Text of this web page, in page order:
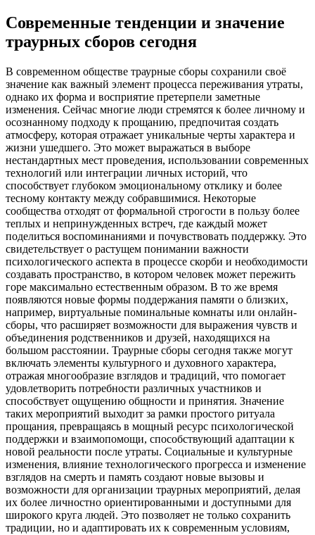
Современные тенденции и значение
траурных сборов сегодня
В современном обществе траурные сборы сохранили своё
значение как важный элемент процесса переживания утраты,
однако их форма и восприятие претерпели заметные
изменения. Сейчас многие люди стремятся к более личному и
осознанному подходу к прощанию, предпочитая создать
атмосферу, которая отражает уникальные черты характера и
жизни ушедшего. Это может выражаться в выборе
нестандартных мест проведения, использовании современных
технологий или интеграции личных историй, что
способствует глубоком эмоциональному отклику и более
тесному контакту между собравшимися. Некоторые
сообщества отходят от формальной строгости в пользу более
теплых и непринужденных встреч, где каждый может
поделиться воспоминаниями и почувствовать поддержку. Это
свидетельствует о растущем понимании важности
психологического аспекта в процессе скорби и необходимости
создавать пространство, в котором человек может пережить
горе максимально естественным образом. В то же время
появляются новые формы поддержания памяти о близких,
например, виртуальные поминальные комнаты или онлайн-
сборы, что расширяет возможности для выражения чувств и
объединения родственников и друзей, находящихся на
большом расстоянии. Траурные сборы сегодня также могут
включать элементы культурного и духовного характера,
отражая многообразие взглядов и традиций, что помогает
удовлетворить потребности различных участников и
способствует ощущению общности и принятия. Значение
таких мероприятий выходит за рамки простого ритуала
прощания, превращаясь в мощный ресурс психологической
поддержки и взаимопомощи, способствующий адаптации к
новой реальности после утраты. Социальные и культурные
изменения, влияние технологического прогресса и изменение
взглядов на смерть и память создают новые вызовы и
возможности для организации траурных мероприятий, делая
их более личностно ориентированными и доступными для
широкого круга людей. Это позволяет не только сохранить
традиции, но и адаптировать их к современным условиям,